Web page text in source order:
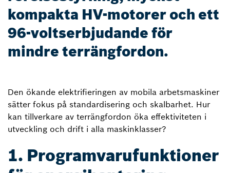
kompakta HV-motorer och ett
96-voltserbjudande för
mindre terrängfordon.
Den ökande elektrifieringen av mobila arbetsmaskiner
sätter fokus på standardisering och skalbarhet. Hur
kan tillverkare av terrängfordon öka effektiviteten i
utveckling och drift i alla maskinklasser?
1. Programvarufunktioner